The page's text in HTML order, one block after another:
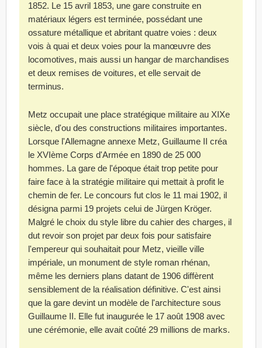
1852. Le 15 avril 1853, une gare construite en
matériaux légers est terminée, possédant une
ossature métallique et abritant quatre voies : deux
vois à quai et deux voies pour la manœuvre des
locomotives, mais aussi un hangar de marchandises
et deux remises de voitures, et elle servait de
terminus.
Metz occupait une place stratégique militaire au XIXe
siècle, d'ou des constructions militaires importantes.
Lorsque l'Allemagne annexe Metz, Guillaume II créa
le XVIème Corps d'Armée en 1890 de 25 000
hommes. La gare de l'époque était trop petite pour
faire face à la stratégie militaire qui mettait à profit le
chemin de fer. Le concours fut clos le 11 mai 1902, il
désigna parmi 19 projets celui de Jürgen Kröger.
Malgré le choix du style libre du cahier des charges, il
dut revoir son projet par deux fois pour satisfaire
l'empereur qui souhaitait pour Metz, vieille ville
impériale, un monument de style roman rhénan,
même les derniers plans datant de 1906 diffèrent
sensiblement de la réalisation définitive. C'est ainsi
que la gare devint un modèle de l'architecture sous
Guillaume II. Elle fut inaugurée le 17 août 1908 avec
une cérémonie, elle avait coûté 29 millions de marks.